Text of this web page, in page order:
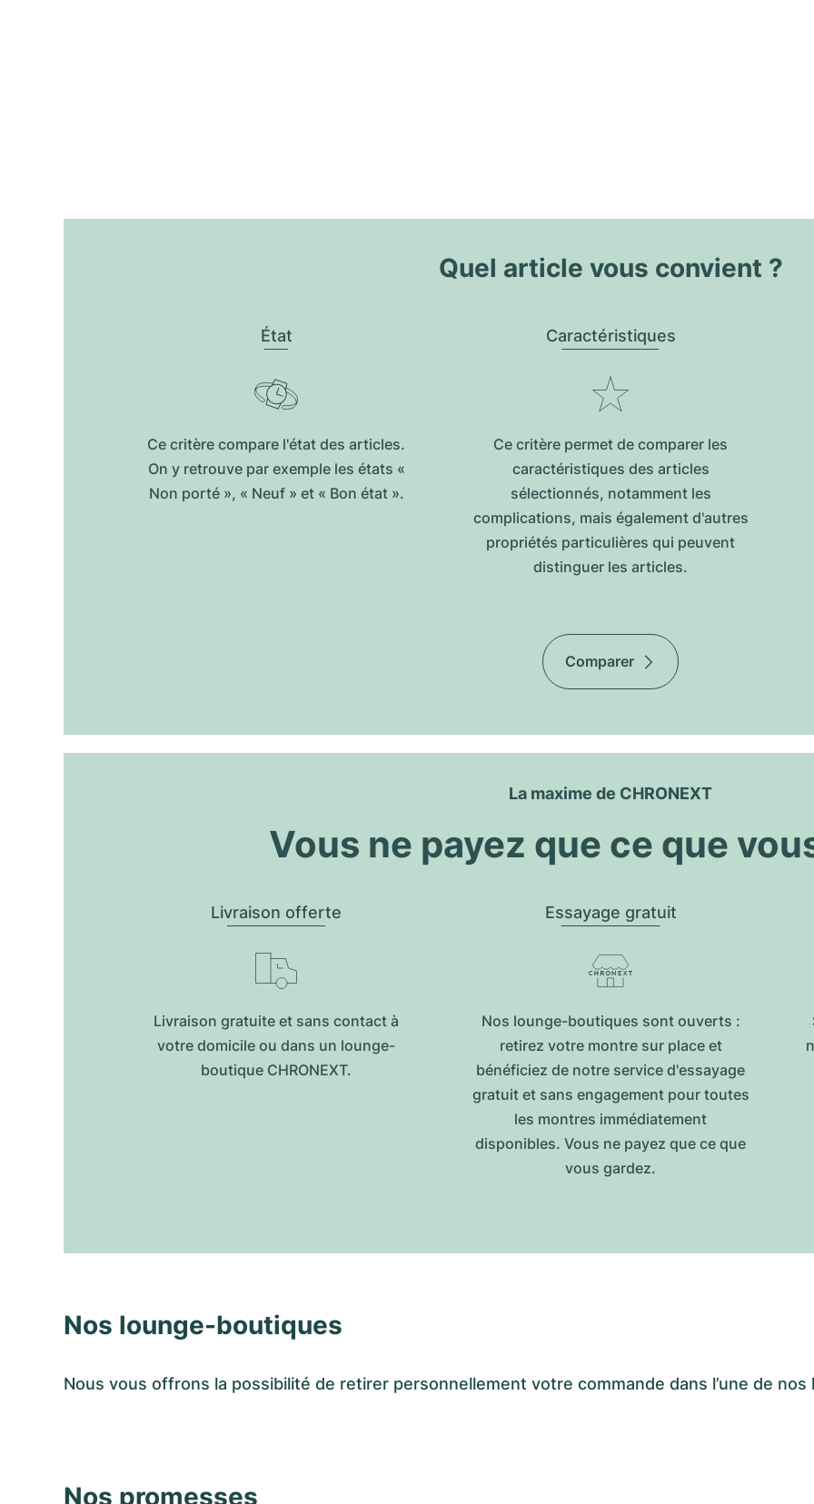
Quel article vous convient ?
État
Ce critère compare l'état des articles.
On y retrouve par exemple les états «
Non porté », « Neuf » et « Bon état ».
Caractéristiques
Ce critère permet de comparer les
caractéristiques des articles
sélectionnés, notamment les
complications, mais également d'autres
propriétés particulières qui peuvent
distinguer les articles.
Comparer
La maxime de CHRONEXT
Vous ne payez que ce que
Livraison offerte
Livraison gratuite et sans contact à
votre domicile ou dans un lounge-
boutique CHRONEXT.
Essayage gratuit
Nos lounge-boutiques sont ouverts :
retirez votre montre sur place et
bénéficiez de notre service d'essayage
gratuit et sans engagement pour toutes
les montres immédiatement
disponibles. Vous ne payez que ce que
vous gardez.
Nos lounge-boutiques
Nous vous offrons la possibilité de retirer personnellement votre commande dans l’une de nos
Nos promesses